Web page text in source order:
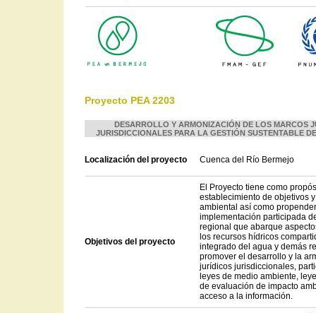
Proyecto PEA 2203
DESARROLLO Y ARMONIZACIÓN DE LOS MARCOS
JURISDICCIONALES PARA LA GESTIÓN SUSTENTABLE
Localización del proyecto Cuenca del Río Bermejo
Objetivos del proyecto
El Proyecto tiene como
establecimiento de objetivos
ambiental así como
implementación participada
regional que abarque
los recursos hídricos
integrado del agua y demás
promover el desarrollo y la
jurídicos jurisdiccionales,
leyes de medio ambiente,
de evaluación de impacto
acceso a la información.